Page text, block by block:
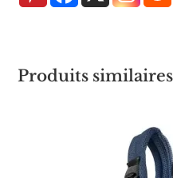
Produits similaires